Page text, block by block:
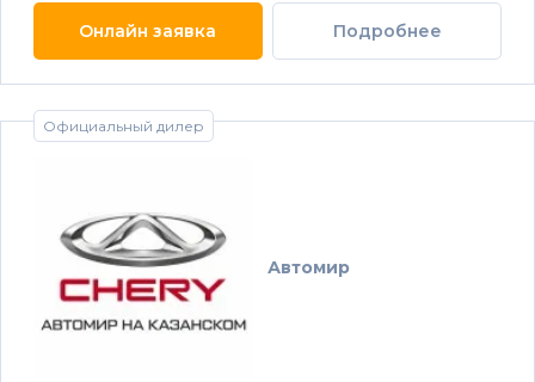
Онлайн заявка Подробнее
Официальный дилер
Автомир